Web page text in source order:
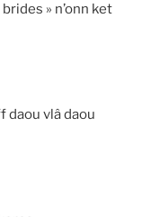
» n’onn ket
daou vlâ daou